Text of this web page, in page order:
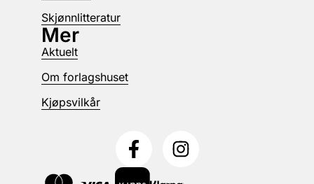
Skjønnlitteratur
Mer
Aktuelt
Om forlagshuset
Kjøpsvilkår